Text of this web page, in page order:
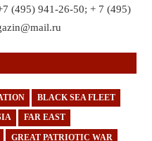
(495) 941-26-50; + 7 (495)
BLACK SEA FLEET
FAR EAST
GREAT PATRIOTIC WAR